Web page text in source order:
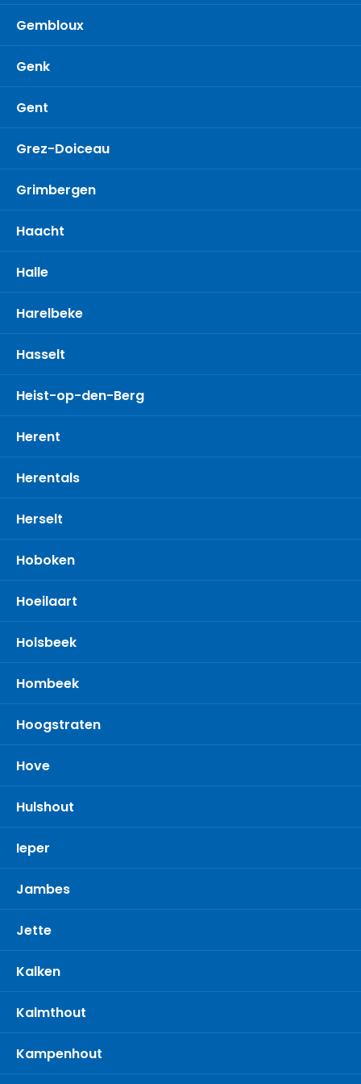
Gembloux
Genk
Gent
Grez-Doiceau
Grimbergen
Haacht
Halle
Harelbeke
Hasselt
Heist-op-den-Berg
Herent
Herentals
Herselt
Hoboken
Hoeilaart
Holsbeek
Hombeek
Hoogstraten
Hove
Hulshout
Ieper
Jambes
Jette
Kalken
Kalmthout
Kampenhout